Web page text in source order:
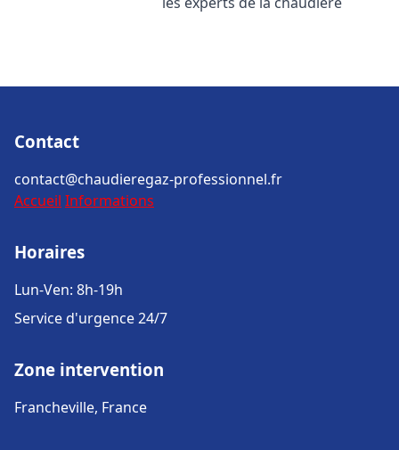
Contact
contact@chaudieregaz-professionnel.fr
Accueil Informations
Horaires
Lun-Ven: 8h-19h
Service d'urgence 24/7
Zone intervention
Francheville, France